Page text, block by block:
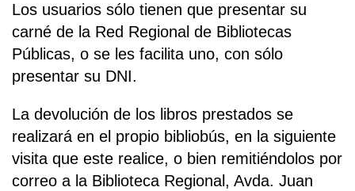
Los usuarios sólo tienen que presentar su
carné de la Red Regional de Bibliotecas
Públicas, o se les facilita uno, con sólo
presentar su DNI.
La devolución de los libros prestados se
realizará en el propio bibliobús, en la siguiente
visita que este realice, o bien remitiéndolos por
correo a la Biblioteca Regional, Avda. Juan